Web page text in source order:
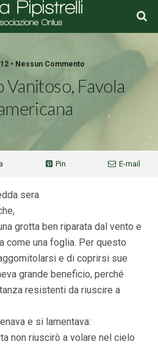
• Nessun Commento
Favola
Pin E-mail
sera
grotta ben riparata dal vento e
come una foglia. Per questo
e di coprirsi sue
grande beneficio, perché
resistenti da riuscire a
e si lamentava:
non riuscirò a volare nel cielo